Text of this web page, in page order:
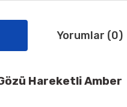
Yorumlar (0)
Hareketli Amber